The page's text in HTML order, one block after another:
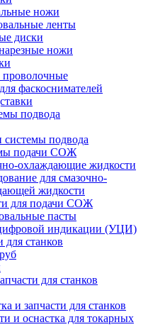
ножи
ленты
диски
ножи
фаскоснимателей
подвода
подвода
подачи СОЖ
охлаждающие жидкости
для смазочно-
жидкости
для подачи СОЖ
пасты
индикации (УЦИ)
станков
для станков
и запчасти для станков
и оснастка для токарных